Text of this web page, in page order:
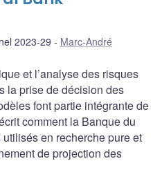
2023-29
Marc-André
et l’analyse des risques
la prise de décision des
font partie intégrante de
comment la Banque du
en recherche pure et
de projection des